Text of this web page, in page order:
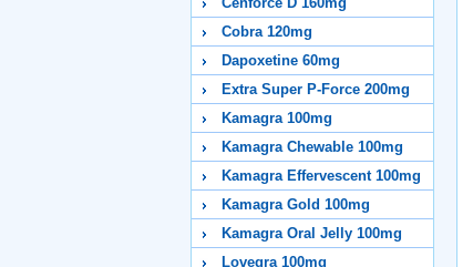
Cobra 120mg
Dapoxetine 60mg
Extra Super P-Force 200mg
Kamagra 100mg
Kamagra Chewable 100mg
Kamagra Effervescent 100mg
Kamagra Gold 100mg
Kamagra Oral Jelly 100mg
Lovegra 100mg